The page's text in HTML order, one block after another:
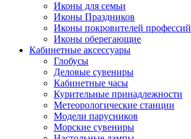
Иконы для семьи
Иконы Праздников
Иконы покровителей профессий
Иконы оберегающие
Кабинетные аксессуары
Глобусы
Деловые сувениры
Кабинетные часы
Курительные принадлежности
Метеорологические станции
Модели парусников
Морские сувениры